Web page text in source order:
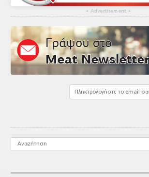
▴ Advertisement ▴